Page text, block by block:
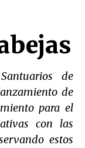
de
de
para el
con las
estos